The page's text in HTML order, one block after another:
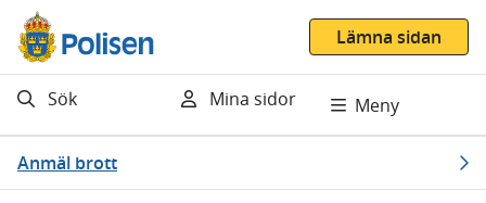
Gå direkt till innehåll
Lämna sidan
Sök Mina sidor Meny
Anmäl brott